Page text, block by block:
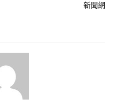
新聞網